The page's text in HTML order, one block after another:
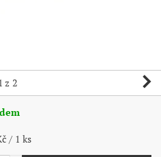
z 2
/ 1 ks